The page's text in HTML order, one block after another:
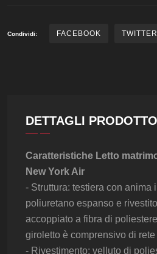
Condividi: FACEBOOK TWITTER
DETTAGLI PRODOTTO
Caratteristiche Letto
New York Air
- Struttura: testiera con anima
poliuretano espanso e
accoppiato a fibra di poliestere
giroletto è comprensivo di
- Rivestimento: velluto di
Vedi